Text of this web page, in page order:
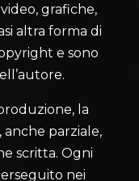
grafiche,
altra forma di
e sono
la
anche parziale,
scritta. Ogni
nei